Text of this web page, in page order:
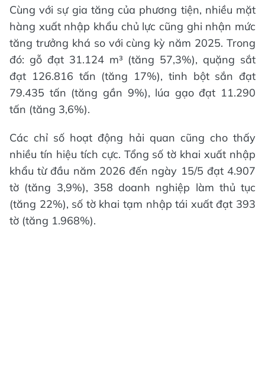
Cùng với sự gia tăng của phương tiện, nhiều mặt
hàng xuất nhập khẩu chủ lực cũng ghi nhận mức
tăng trưởng khá so với cùng kỳ năm 2025. Trong
đó: gỗ đạt 31.124 m³ (tăng 57,3%), quặng sắt
đạt 126.816 tấn (tăng 17%), tinh bột sắn đạt
79.435 tấn (tăng gần 9%), lúa gạo đạt 11.290
tấn (tăng 3,6%).
Các chỉ số hoạt động hải quan cũng cho thấy
nhiều tín hiệu tích cực. Tổng số tờ khai xuất nhập
khẩu từ đầu năm 2026 đến ngày 15/5 đạt 4.907
tờ (tăng 3,9%), 358 doanh nghiệp làm thủ tục
(tăng 22%), số tờ khai tạm nhập tái xuất đạt 393
tờ (tăng 1.968%).